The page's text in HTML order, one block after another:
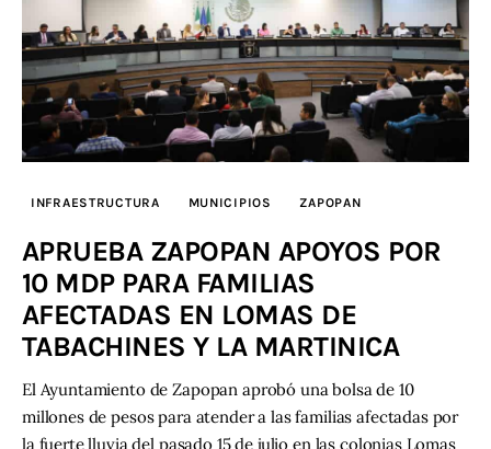
INFRAESTRUCTURA MUNICIPIOS ZAPOPAN
APRUEBA ZAPOPAN APOYOS POR
10 MDP PARA FAMILIAS
AFECTADAS EN LOMAS DE
TABACHINES Y LA MARTINICA
El Ayuntamiento de Zapopan aprobó una bolsa de 10
millones de pesos para atender a las familias afectadas por
la fuerte lluvia del pasado 15 de julio en las colonias Lomas